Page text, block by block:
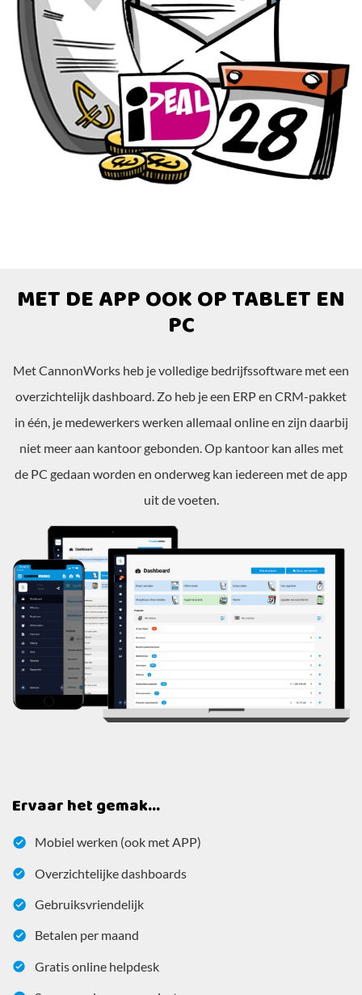
MET DE APP OOK OP TABLET EN
PC
Met CannonWorks heb je volledige bedrijfssoftware met een
overzichtelijk dashboard. Zo heb je een ERP en CRM-pakket
in één, je medewerkers werken allemaal online en zijn daarbij
niet meer aan kantoor gebonden. Op kantoor kan alles met
de PC gedaan worden en onderweg kan iedereen met de app
uit de voeten.
Ervaar het gemak...
Mobiel werken (ook met APP)
Overzichtelijke dashboards
Gebruiksvriendelijk
Betalen per maand
Gratis online helpdesk